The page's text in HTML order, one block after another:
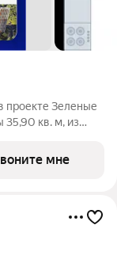
проекте Зеленые
35,90 кв. м, из
мне